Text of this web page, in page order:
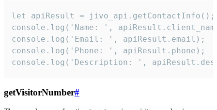
let apiResult = jivo_api.getContactInfo();
console.log('Name: ',
console.log('Email: ', apiResult.email);
console.log('Phone: ', apiResult.phone);
console.log('Description: ',
getVisitorNumber#